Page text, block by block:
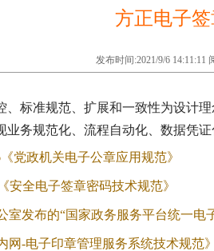
方正电子
发布时间:2021/9/6 14:11:11
、标准规范、扩展和一致性为设计
业务规范化、流程自动化、数据凭
党政机关电子公章应用规范》
安全电子签章密码技术规范》
室发布的“国家政务服务平台统一电
网-电子印章管理服务系统技术规范》